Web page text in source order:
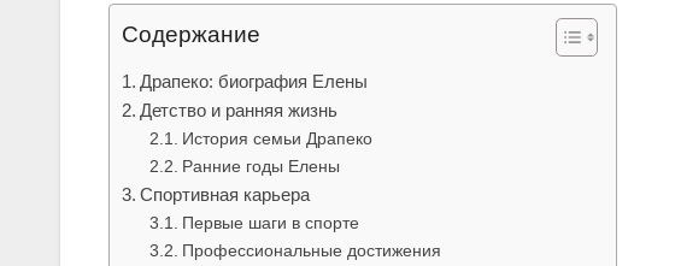
Содержание
Драпеко: биография Елены
Детство и ранняя жизнь
История семьи Драпеко
Ранние годы Елены
Спортивная карьера
Первые шаги в спорте
Профессиональные достижения